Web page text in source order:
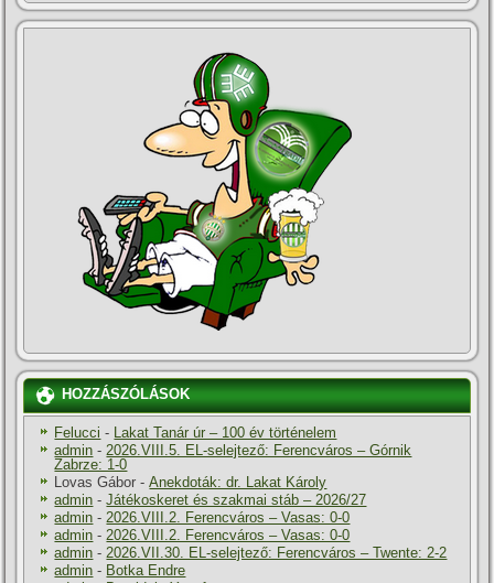
HOZZÁSZÓLÁSOK
Felucci - Lakat Tanár úr – 100 év történelem
admin -2026.VIII.5. EL-selejtező: Ferencváros – Górnik
Zabrze: 1-0
Lovas Gábor -Anekdoták: dr. Lakat Károly
admin -Játékoskeret és szakmai stáb – 2026/27
admin -2026.VIII.2. Ferencváros – Vasas: 0-0
admin -2026.VIII.2. Ferencváros – Vasas: 0-0
admin -2026.VII.30. EL-selejtező: Ferencváros – Twente: 2-2
admin - Botka Endre